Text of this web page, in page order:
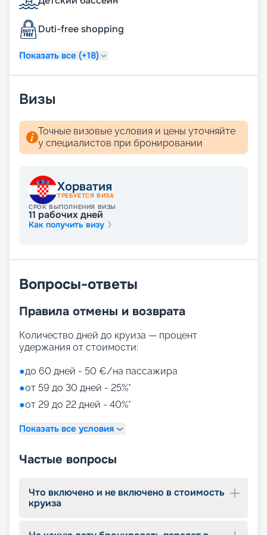
готовиться к приключениям! А
бронирования, вы сможете получить самые
комфортные и привлекательные каюты.
Duti-free shopping
Показать все (+18)
Визы
Точные визовые условия и цены уточняйте
у специалистов при бронировании
Хорватия
ТРЕБУЕТСЯ ВИЗА
СРОК ВЫПОЛНЕНИЯ ВИЗЫ
11 рабочих дней
Как получить визу
Вопросы-ответы
Правила отмены и возврата
Количество дней до круиза — процент
удержания от стоимости:
●до 60 дней - 50 €/на пассажира
●от 59 до 30 дней - 25%*
●от 29 до 22 дней - 40%*
Показать все условия
Частые вопросы
Что включено и не включено в стоимость
круиза